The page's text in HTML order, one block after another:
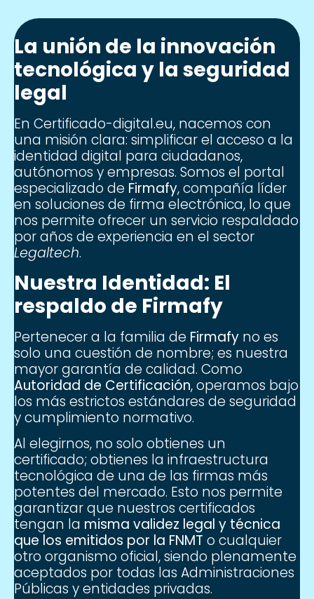
La unión de la innovación
tecnológica y la seguridad
legal
En Certificado-digital.eu, nacemos con
una misión clara: simplificar el acceso a la
identidad digital para ciudadanos,
autónomos y empresas. Somos el portal
especializado de Firmafy, compañía líder
en soluciones de firma electrónica, lo que
nos permite ofrecer un servicio respaldado
por años de experiencia en el sector
Legaltech.
Nuestra Identidad: El
respaldo de Firmafy
Pertenecer a la familia de Firmafy no es
solo una cuestión de nombre; es nuestra
mayor garantía de calidad. Como
Autoridad de Certificación, operamos bajo
los más estrictos estándares de seguridad
y cumplimiento normativo.
Al elegirnos, no solo obtienes un
certificado; obtienes la infraestructura
tecnológica de una de las firmas más
potentes del mercado. Esto nos permite
garantizar que nuestros certificados
tengan la misma validez legal y técnica
que los emitidos por la FNMT o cualquier
otro organismo oficial, siendo plenamente
aceptados por todas las Administraciones
Públicas y entidades privadas.